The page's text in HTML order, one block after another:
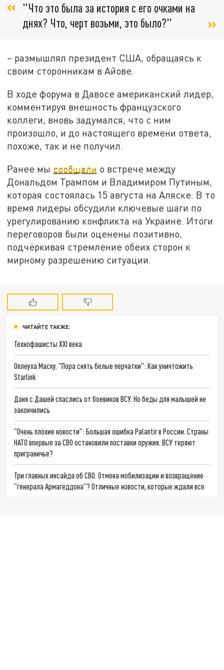
"Что это была за история с его очками на
днях? Что, черт возьми, это было?"
– размышлял президент США, обращаясь к
своим сторонникам в Айове.
В ходе форума в Давосе американский лидер,
комментируя внешность французского
коллеги, вновь задумался, что с ним
произошло, и до настоящего времени ответа,
похоже, так и не получил.
Ранее мы сообщали о встрече между
Дональдом Трампом и Владимиром Путиным,
которая состоялась 15 августа на Аляске. В то
время лидеры обсудили ключевые шаги по
урегулированию конфликта на Украине. Итоги
переговоров были оценены позитивно,
подчёркивая стремление обеих сторон к
мирному разрешению ситуации.
ЧИТАЙТЕ ТАКЖЕ:
Технофашисты XXI века
Оплеуха Маску. "Пора снять белые перчатки": Как уничтожить
Starlink
Даня с Дашей спаслись от боевиков ВСУ. Но беды для малышей не
закончились
"Очень плохие новости": Большая ошибка Palantir в России. Страны
НАТО впервые за СВО остановили поставки оружия. ВСУ теряют
приграничье?
Три главных инсайда об СВО. Отмена мобилизации и возвращение
"генерала Армагеддона"? Отличные новости, которые ждали все